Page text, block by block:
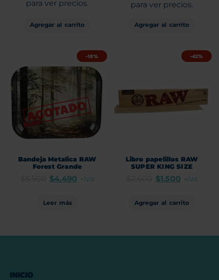
para ver precios.
Agregar al carrito
para ver precios.
Agregar al carrito
-18%
Bandeja Metalica RAW
Forest Grande
$4.490 +IVA
Leer más
-42%
Libro papelillos RAW
SUPER KING SIZE
$1.500 +IVA
Agregar al carrito
INICIO